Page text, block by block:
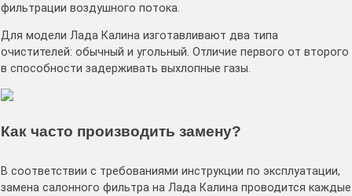
фильтрации воздушного потока.
Для модели Лада Калина изготавливают два типа
очистителей: обычный и угольный. Отличие первого от второго
в способности задерживать выхлопные газы.
Как часто производить замену?
В соответствии с требованиями инструкции по эксплуатации,
замена салонного фильтра на Лада Калина проводится каждые